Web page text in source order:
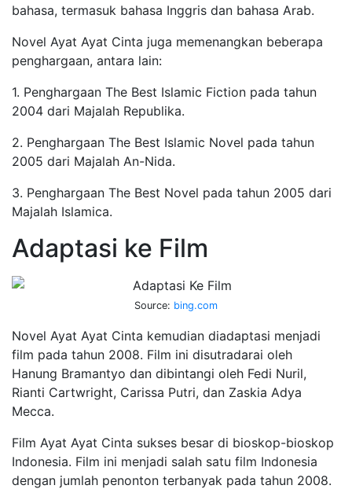
bahasa, termasuk bahasa Inggris dan bahasa Arab.
Novel Ayat Ayat Cinta juga memenangkan beberapa
penghargaan, antara lain:
1. Penghargaan The Best Islamic Fiction pada tahun
2004 dari Majalah Republika.
2. Penghargaan The Best Islamic Novel pada tahun
2005 dari Majalah An-Nida.
3. Penghargaan The Best Novel pada tahun 2005 dari
Majalah Islamica.
Adaptasi ke Film
Source: bing.com
Novel Ayat Ayat Cinta kemudian diadaptasi menjadi
film pada tahun 2008. Film ini disutradarai oleh
Hanung Bramantyo dan dibintangi oleh Fedi Nuril,
Rianti Cartwright, Carissa Putri, dan Zaskia Adya
Mecca.
Film Ayat Ayat Cinta sukses besar di bioskop-bioskop
Indonesia. Film ini menjadi salah satu film Indonesia
dengan jumlah penonton terbanyak pada tahun 2008.